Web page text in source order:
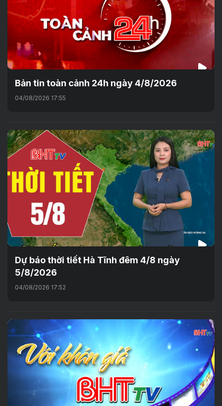
Bản tin toàn cảnh 24h ngày 4/8/2026
04/08/2026 17:55
Dự báo thời tiết Hà Tĩnh đêm 4/8 ngày
5/8/2026
04/08/2026 17:52